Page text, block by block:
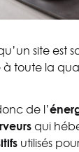
site est
à toute la
de l’
qui
utilisés